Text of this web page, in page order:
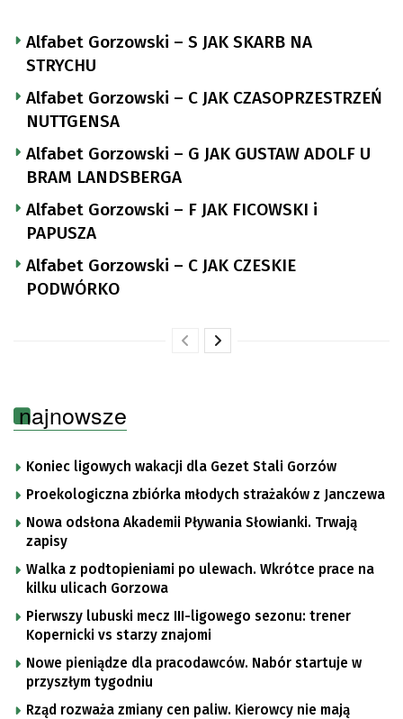
Alfabet Gorzowski – S JAK SKARB NA
STRYCHU
Alfabet Gorzowski – C JAK CZASOPRZESTRZEŃ
NUTTGENSA
Alfabet Gorzowski – G JAK GUSTAW ADOLF U
BRAM LANDSBERGA
Alfabet Gorzowski – F JAK FICOWSKI i
PAPUSZA
Alfabet Gorzowski – C JAK CZESKIE
PODWÓRKO
najnowsze
Koniec ligowych wakacji dla Gezet Stali Gorzów
Proekologiczna zbiórka młodych strażaków z Janczewa
Nowa odsłona Akademii Pływania Słowianki. Trwają
zapisy
Walka z podtopieniami po ulewach. Wkrótce prace na
kilku ulicach Gorzowa
Pierwszy lubuski mecz III-ligowego sezonu: trener
Kopernicki vs starzy znajomi
Nowe pieniądze dla pracodawców. Nabór startuje w
przyszłym tygodniu
Rząd rozważa zmiany cen paliw. Kierowcy nie mają